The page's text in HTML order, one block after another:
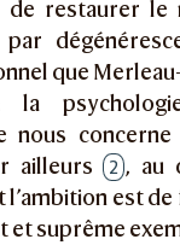
de restaurer le
que
la
nous
ailleurs 2 , au
est
suprême